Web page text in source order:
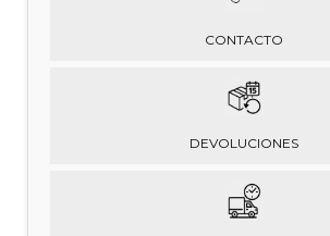
CONTACTO
DEVOLUCIONES